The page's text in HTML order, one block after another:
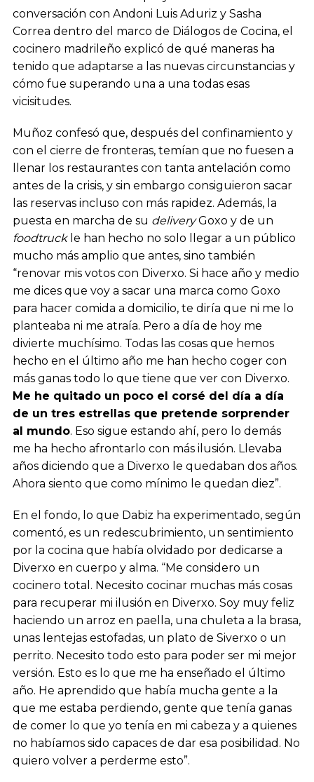
conversación con Andoni Luis Aduriz y Sasha
Correa dentro del marco de Diálogos de Cocina, el
cocinero madrileño explicó de qué maneras ha
tenido que adaptarse a las nuevas circunstancias y
cómo fue superando una a una todas esas
vicisitudes.
Muñoz confesó que, después del confinamiento y
con el cierre de fronteras, temían que no fuesen a
llenar los restaurantes con tanta antelación como
antes de la crisis, y sin embargo consiguieron sacar
las reservas incluso con más rapidez. Además, la
puesta en marcha de su deliveryGoxo y de un
foodtruck le han hecho no solo llegar a un público
mucho más amplio que antes, sino también
“renovar mis votos con Diverxo. Si hace año y medio
me dices que voy a sacar una marca como Goxo
para hacer comida a domicilio, te diría que ni me lo
planteaba ni me atraía. Pero a día de hoy me
divierte muchísimo. Todas las cosas que hemos
hecho en el último año me han hecho coger con
más ganas todo lo que tiene que ver con Diverxo.
Me he quitado un poco el corsé del día a día
de un tres estrellas que pretende sorprender
al mundo. Eso sigue estando ahí, pero lo demás
me ha hecho afrontarlo con más ilusión. Llevaba
años diciendo que a Diverxo le quedaban dos años.
Ahora siento que como mínimo le quedan diez”.
En el fondo, lo que Dabiz ha experimentado, según
comentó, es un redescubrimiento, un sentimiento
por la cocina que había olvidado por dedicarse a
Diverxo en cuerpo y alma. “Me considero un
cocinero total. Necesito cocinar muchas más cosas
para recuperar mi ilusión en Diverxo. Soy muy feliz
haciendo un arroz en paella, una chuleta a la brasa,
unas lentejas estofadas, un plato de Siverxo o un
perrito. Necesito todo esto para poder ser mi mejor
versión. Esto es lo que me ha enseñado el último
año. He aprendido que había mucha gente a la
que me estaba perdiendo, gente que tenía ganas
de comer lo que yo tenía en mi cabeza y a quienes
no habíamos sido capaces de dar esa posibilidad. No
quiero volver a perderme esto”.